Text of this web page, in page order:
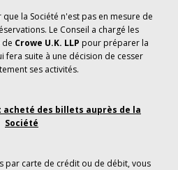
la Société n'est pas en mesure de
Le Conseil a chargé les
Crowe U.K. LLP pour préparer la
fera suite à une décision de cesser
ses activités.
acheté des billets auprès de la
Société
par carte de crédit ou de débit, vous